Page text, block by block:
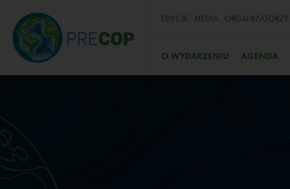
EDYCJE MEDIA ORGANIZATORZY
O WYDARZENIU AGENDA